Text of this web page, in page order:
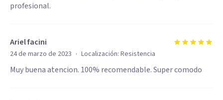
profesional.
Ariel facini
24 de marzo de 2023 · Localización: Resistencia
Muy buena atencion. 100% recomendable. Super comodo